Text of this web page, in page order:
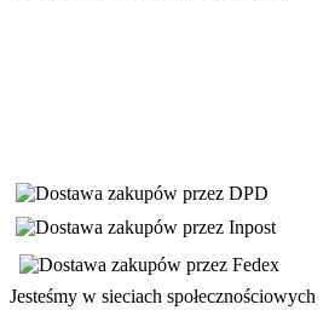
Jesteśmy w sieciach społecznościowych